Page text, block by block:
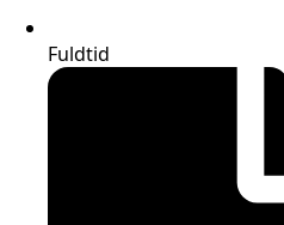
Fuldtid